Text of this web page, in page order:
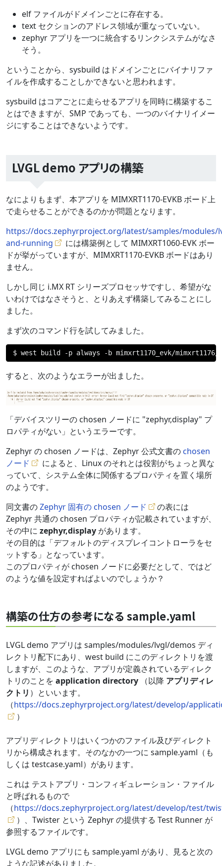
elf ファイルがドメインごとに存在する。
text セクションのアドレス領域が重なっていない。
zephyr アプリを一つに統合するリンクシステムがなさ
そう。
ということから、sysbuild はドメインごとにバイナリファ
イルを作成することしかできないと思われます。
sysbuild はコアごとに走らせるアプリを同時に構築するこ
とはできますが、SMP であっても、一つのバイナリイメー
ジにすることはできないようです。
LVGL demo アプリの構築
なによりもまず、本アプリを MIMXRT1170-EVKB ボード上
で走らせることができるのかが問題となります。
https://docs.zephyrproject.org/latest/samples/modules/
and-running
には構築例として MIMXRT1060-EVK ボー
ドが挙がっていますが、MIMXRT1170-EVKB ボードはあり
ません。
しかし同じ i.MX RT シリーズプロセッサですし、希望がな
いわけではなさそうと、とりあえず構築してみることにし
ました。
まず次のコマンド行を試してみました。
$ west build -p always - b mimxrt1170_evk/mimxrt1176/
すると、次のようなエラーが出ました。
「デバイスツリーの chosen ノードに "zephyr,display" プ
ロパティがない」というエラーです。
Zephyr の chosen ノードは、Zephyr 公式文書の chosen
ノード
によると、Linux のそれとは役割がちょっと異な
っていて、システム全体に関係するプロパティを置く場所
のようです。
同文書のZephyr 固有の chosen ノード
の表には
Zephyr 共通の chosen プロパティが記載されていますが、
その中に zephyr,display があります。
その目的は「デフォルトのディスプレイコントローラをセ
ットする」となっています。
このプロパティが chosen ノードに必要だとして、ではど
のような値を設定すればよいのでしょうか？
構築の仕方の参考になる sample.yaml
LVGL demo アプリは samples/modules/lvgl/demos ディ
レクトリ配下にあり、west build にこのディレクトリを渡
しますが、このような、アプリが定義されているディレク
トリのことを application directory （以降 アプリディレ
クトリ ）といいます。
（https://docs.zephyrproject.org/latest/develop/
）
アプリディレクトリはいくつかのファイル及びディレクト
リから構成されます。そのなかの一つに sample.yaml（も
しくは testcase.yaml）があります。
これは テストアプリ・コンフィギュレーション・ファイル
と呼ばれるもので
（https://docs.zephyrproject.org/latest/develop/test/
）、Twister という Zephyr の提供する Test Runner が
参照するファイルです。
LVGL demo アプリにも sample.yaml があり、見ると次の
ような記述がありました。